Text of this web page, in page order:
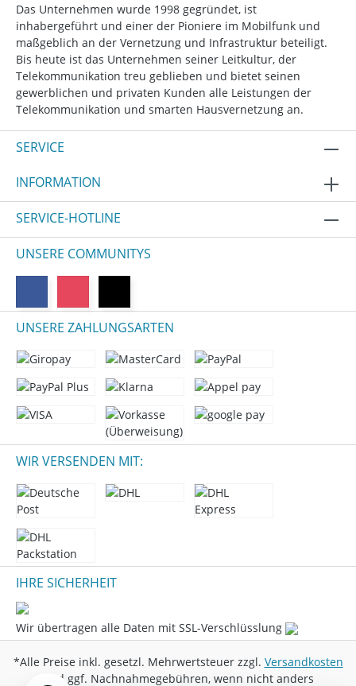
Das Unternehmen wurde 1998 gegründet, ist
inhabergeführt und einer der Pioniere im Mobilfunk und
maßgeblich an der Vernetzung und Infrastruktur beteiligt.
Bis heute ist das Unternehmen seiner Leitkultur, der
Telekommunikation treu geblieben und bietet seinen
gewerblichen und privaten Kunden alle Leistungen der
Telekommunikation und smarten Hausvernetzung an.
SERVICE
INFORMATION
SERVICE-HOTLINE
UNSERE COMMUNITYS
UNSERE ZAHLUNGSARTEN
WIR VERSENDEN MIT:
IHRE SICHERHEIT
Wir übertragen alle Daten mit SSL-Verschlüsslung
*Alle Preise inkl. gesetzl. Mehrwertsteuer zzgl. Versandkosten
und ggf. Nachnahmegebühren, wenn nicht anders